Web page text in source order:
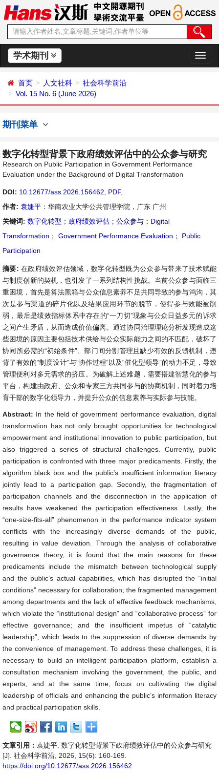
学术期刊
切
换
首页 人文社科
社会科学前沿
Vol. 15 No. 6 (June 2026)
期刊菜单
数字化转型背景下政府绩效评估中的公众参与研究
Research on Public Participation in Government Performance
Evaluation under the Background of Digital Transformation
DOI: 10.12677/ass.2026.156462 PDF,
作者: 袁婕平 ：华南农业大学公共管理学院，广东 广州
关键词: 数字化转型 ； 政府绩效评估 ； 公众参与 ； Digital
Transformation ； Government Performance Evaluation ；
Public
Participation
摘要: 在政府绩效评估领域，数字化转型既为公众参与带来了技术赋能
与制度创新的契机，也引发了一系列结构性挑战。当前公众参与面临三
重困境，首先是算法黑箱与公众信息素养不足共同导致的参与鸿沟，其
次是参与渠道的碎片化以及结果应用环节的脱节，使得参与效能被削
弱，最后是绩效指标体系中存在的“一刀切”现象与公众日益多元的诉求
之间产生矛盾，从而造成价值偏离。通过协同治理理论分析发现造成这
些困境的原因主要包括技术供给与公众实际能力之间的不匹配，破坏了
协同所必需的“初始条件”、部门间分割管理且缺少有效的反馈机制，违
背了有效的“制度设计”与“协作过程”以及“催化型领导”的动力不足，导致
管理便利对多元需求的挤压。为破解上述难题，需要搭建智慧化的参与
平台，构建由政府、公众和专家三方共同参与的协商机制，同时着力培
育干部的数字化领导力，并提升公众的信息素养与实际参与技能。
Abstract: In the field of government performance evaluation, digital
transformation has not only brought opportunities for technological
empowerment and institutional innovation to public participation, but
also triggered a series of structural challenges. Currently, public
participation is confronted with three major predicaments. Firstly, the
algorithm black box and the public’s insufficient information literacy
jointly lead to a participation gap. Secondly, the fragmentation of
participation channels and the disconnection in the application of
results have weakened the participation effectiveness. Lastly, the
“one-size-fits-all” phenomenon in the performance indicator system
conflicts with the increasingly diverse demands of the public,
resulting in value deviation. Through the analysis of collaborative
governance theory, it is found that the main reasons for these
predicaments include the mismatch between technological supply
and the public’s actual capabilities, which has disrupted the “initial
conditions” necessary for collaboration; the fragmented management
among departments and the lack of effective feedback mechanisms,
which violate the “institutional design” and “collaborative process” for
effective governance; and the insufficient impetus of “catalytic
leadership”, which leads to the suppression of diverse demands by
the convenience of management. To address these challenges, it is
necessary to build an intelligent participation platform, establish a
consultation mechanism involving the government, the public, and
experts, and at the same time, focus on cultivating the digital
leadership of officials and enhancing the public’s information literacy
and practical participation skills.
文章引用： 袁婕平. 数字化转型背景下政府绩效评估中的公众参与研究
[J]. 社会科学前沿, 2026, 15(6): 160-169.
https://doi.org/10.12677/ass.2026.156462